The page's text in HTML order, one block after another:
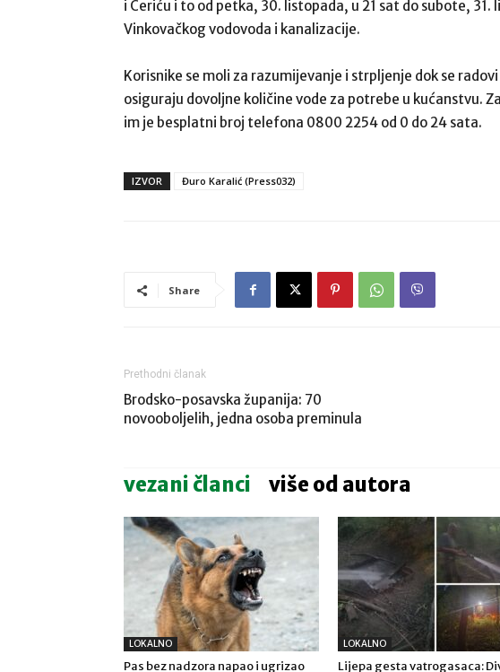
i Ceriću i to od petka, 30. listopada, u 21 sat do subote, 31.
Vinkovačkog vodovoda i kanalizacije.
Korisnike se moli za razumijevanje i strpljenje dok se
osiguraju dovoljne količine vode za potrebe u kućanstvu.
im je besplatni broj telefona 0800 2254 od 0 do 24 sata.
IZVOR Đuro Karalić (Press032)
Share
Prethodni članak
Brodsko-posavska županija: 70
novooboljelih, jedna osoba preminula
vezani članci više od autora
LOKALNO
Pas bez nadzora napao i ugrizao
LOKALNO
Lijepa gesta vatrogasaca: